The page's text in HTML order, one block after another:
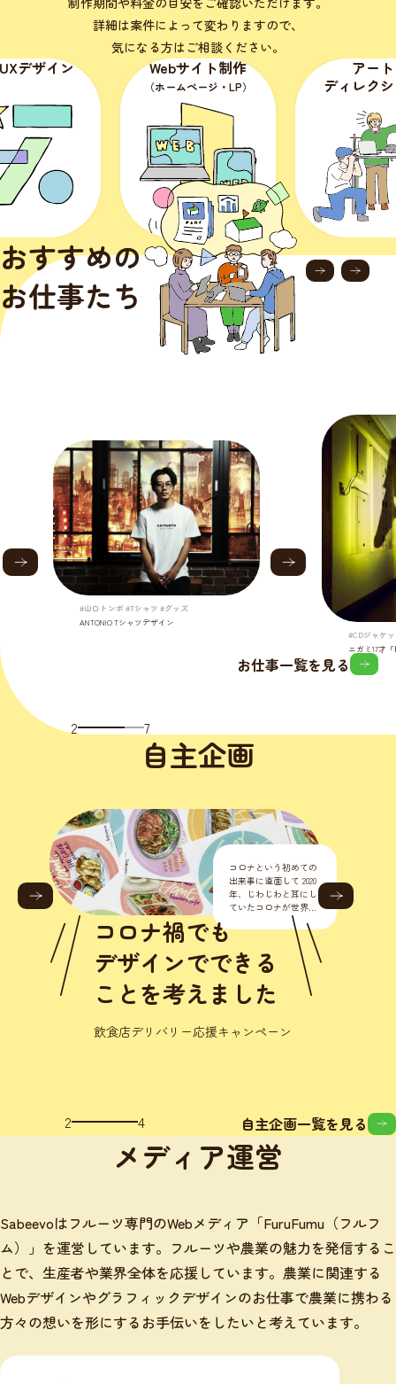
詳細は案件によって変わりますので、
気になる方はご相談ください。
デザイン Webサイト制作
（ホームページ・LP）
アート
ディレク
おすすめの
お仕事たち
#山口トンボ #Tシャツ #グッズ
ANTONIO Tシャツデザイン
#CDジャケ
ニガミ17才
2 7
お仕事一覧を見る
自主企画
コロナという初めての
出来事に直面して 2020
年、じわじわと耳にし
ていたコロナが世界的
に流行り始めました。
正直こんな様々なとこ
ろに影響が出るなんて
思いもし
コロナ禍でも
デザインでできる
ことを考えました
飲食店デリバリー応援キャンペーン
3 4 自主企画一覧を見る
メディア運営
Sabeevoはフルーツ専門のWebメディア「FuruFumu（フルフ
ム）」を運営しています。フルーツや農業の魅力を発信するこ
とで、生産者や業界全体を応援しています。農業に関連する
Webデザインやグラフィックデザインのお仕事で農業に携わる
方々の想いを形にするお手伝いをしたいと考えています。